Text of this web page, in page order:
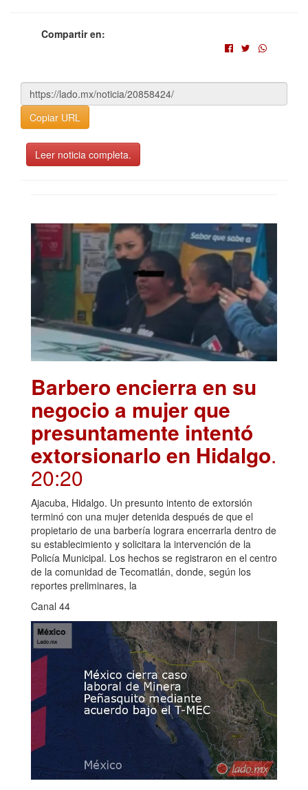
Compartir en:
Copiar URL
Leer noticia completa.
Barbero encierra en su
negocio a mujer que
presuntamente intentó
extorsionarlo en Hidalgo.
20:20
Ajacuba, Hidalgo. Un presunto intento de extorsión
terminó con una mujer detenida después de que el
propietario de una barbería lograra encerrarla dentro de
su establecimiento y solicitara la intervención de la
Policía Municipal. Los hechos se registraron en el centro
de la comunidad de Tecomatlán, donde, según los
reportes preliminares, la
Canal 44